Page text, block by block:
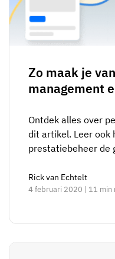
Zo maak je
management
Ontdek alles over
dit artikel. Leer ook
prestatiebeheer de
Rick van Echtelt
4 februari 2020 | 11 min